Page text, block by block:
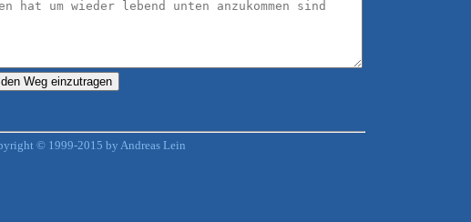
© 1999-2015 by Andreas Lein